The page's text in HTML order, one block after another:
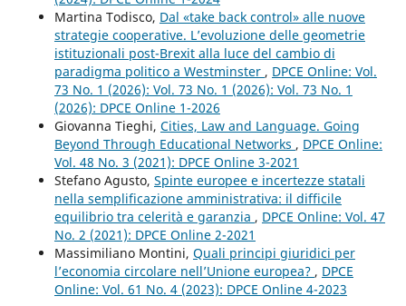
Martina Todisco, Dal «take back control» alle nuove
strategie cooperative. L’evoluzione delle geometrie
istituzionali post-Brexit alla luce del cambio di
paradigma politico a Westminster , DPCE Online: Vol.
73 No. 1 (2026): Vol. 73 No. 1 (2026): Vol. 73 No. 1
(2026): DPCE Online 1-2026
Giovanna Tieghi, Cities, Law and Language. Going
Beyond Through Educational Networks , DPCE Online:
Vol. 48 No. 3 (2021): DPCE Online 3-2021
Stefano Agusto, Spinte europee e incertezze statali
nella semplificazione amministrativa: il difficile
equilibrio tra celerità e garanzia , DPCE Online: Vol. 47
No. 2 (2021): DPCE Online 2-2021
Massimiliano Montini, Quali principi giuridici per
l’economia circolare nell’Unione europea? , DPCE
Online: Vol. 61 No. 4 (2023): DPCE Online 4-2023